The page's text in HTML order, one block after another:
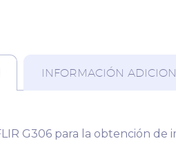
INFORMACIÓN
G306 para la obtención